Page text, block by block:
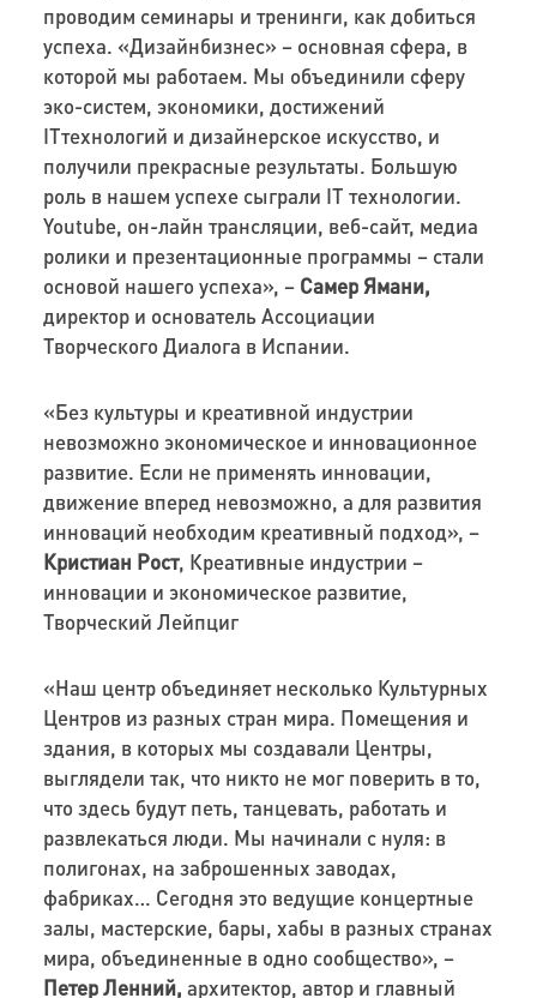
проводим семинары и тренинги, как добиться
успеха. «Дизайнбизнес» – основная сфера, в
которой мы работаем. Мы объединили сферу
эко-систем, экономики, достижений
ITтехнологий и дизайнерское искусство, и
получили прекрасные результаты. Большую
роль в нашем успехе сыграли IT технологии.
Youtube, он-лайн трансляции, веб-сайт, медиа
ролики и презентационные программы – стали
основой нашего успеха», – Самер Ямани,
директор и основатель Ассоциации
Творческого Диалога в Испании.
«Без культуры и креативной индустрии
невозможно экономическое и инновационное
развитие. Если не применять инновации,
движение вперед невозможно, а для развития
инноваций необходим креативный подход», –
Кристиан Рост, Креативные индустрии –
инновации и экономическое развитие,
Творческий Лейпциг
«Наш центр объединяет несколько Культурных
Центров из разных стран мира. Помещения и
здания, в которых мы создавали Центры,
выглядели так, что никто не мог поверить в то,
что здесь будут петь, танцевать, работать и
развлекаться люди. Мы начинали с нуля: в
полигонах, на заброшенных заводах,
фабриках… Сегодня это ведущие концертные
залы, мастерские, бары, хабы в разных странах
мира, объединенные в одно сообщество», –
Петер Ленний, архитектор, автор и главный